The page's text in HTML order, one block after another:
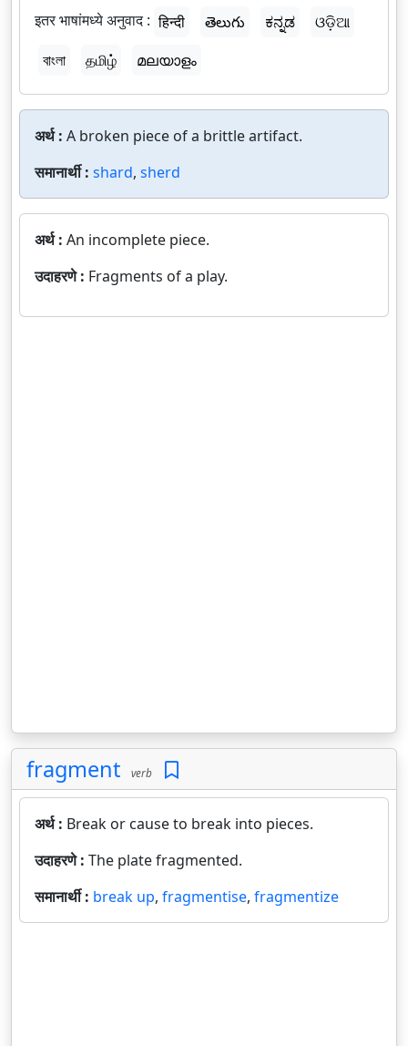
इतर भाषांमध्ये अनुवाद : हिन्दी తెలుగు ಕನ್ನಡ
ଓଡ଼ିଆ
বাংলা
தமிழ் മലയാളം
अर्थ : A broken piece of a brittle artifact.
समानार्थी : shard, sherd
अर्थ : An incomplete piece.
उदाहरणे : Fragments of a play.
fragment verb
अर्थ : Break or cause to break into pieces.
उदाहरणे : The plate fragmented.
समानार्थी : break up, fragmentise, fragmentize